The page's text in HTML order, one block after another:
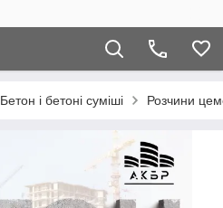
Бетон і бетоні суміші Розчини